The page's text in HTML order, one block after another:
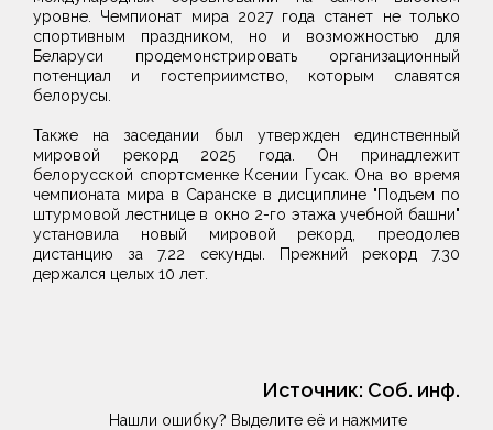
уровне. Чемпионат мира 2027 года станет не только
спортивным праздником, но и возможностью для
Беларуси продемонстрировать организационный
потенциал и гостеприимство, которым славятся
белорусы.
Также на заседании был утвержден единственный
мировой рекорд 2025 года. Он принадлежит
белорусской спортсменке Ксении Гусак. Она во время
чемпионата мира в Саранске в дисциплине "Подъем по
штурмовой лестнице в окно 2-го этажа учебной башни"
установила новый мировой рекорд, преодолев
дистанцию за 7.22 секунды. Прежний рекорд 7.30
держался целых 10 лет.
Источник: Соб. инф.
Нашли ошибку? Выделите её и нажмите